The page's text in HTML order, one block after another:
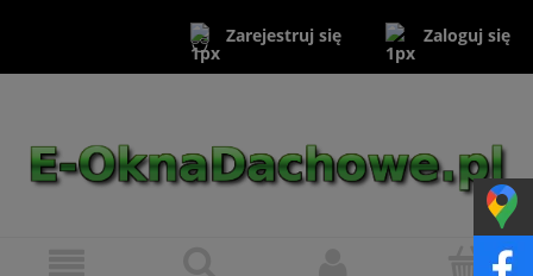
Zarejestruj się Zaloguj się